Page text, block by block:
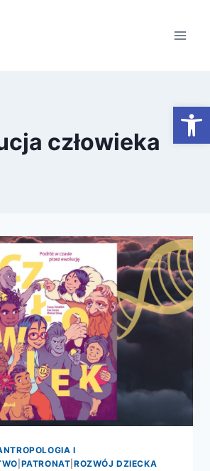
człowieka
I
PATRONAT ROZWÓJ DZIECKA